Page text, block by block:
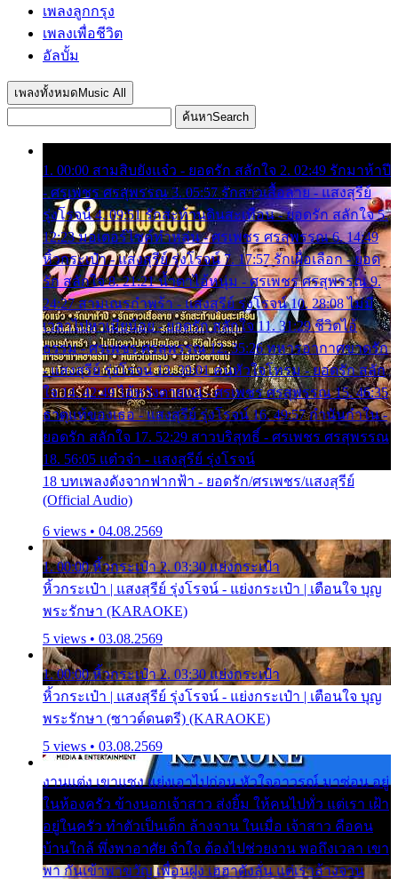
เพลงลูกกรุง
เพลงเพื่อชีวิต
อัลบั้ม
เพลงทั้งหมด Music All
ค้นหาSearch
1. 00:00 สามสิบยังแจ๋ว - ยอดรัก สลักใจ 2. 02:49 รักมาห้าปี
- ศรเพชร ศรสุพรรณ 3. 05:57 รักสาวเสื้อลาย - แสงสุรีย์
รุ่งโรจน์ 4. 09:51 รักสะท้านดินสะเทือน - ยอดรัก สลักใจ 5.
12:23 มอเตอร์ไซค์ทำหล่น - ศรเพชร ศรสุพรรณ 6. 14:49
หิ้วกระเป๋า - แสงสุรีย์ รุ่งโรจน์ 7. 17:57 รักเผื่อเลือก - ยอด
รัก สลักใจ 8. 21:21 น้ำตาไอ้หนุ่ม - ศรเพชร ศรสุพรรณ 9.
24:27 สามเณรกำพร้า - แสงสุรีย์ รุ่งโรจน์ 10. 28:08 ไม่มี
เวลาไปหาเมียน้อย - ยอดรัก สลักใจ 11. 31:29 ชีวิตไอ้
ธรรม - ศรเพชร ศรสุพรรณ 12. 35:26 ทหารอากาศขาดรัก
- แสงสุรีย์ รุ่งโรจน์ 13. 39:01 คนหัวใจโทรม - ยอดรัก สลัก
ใจ 14. 42:49 ไอ้หวังตายแน่ - ศรเพชร ศรสุพรรณ 15. 46:35
ธาตุแท้ของเธอ - แสงสุรีย์ รุ่งโรจน์ 16. 49:57 กำนันกำใน -
ยอดรัก สลักใจ 17. 52:29 สาวบริสุทธิ์ - ศรเพชร ศรสุพรรณ
18. 56:05 แต๋วจ๋า - แสงสุรีย์ รุ่งโรจน์
18 บทเพลงดังจากฟากฟ้า - ยอดรัก/ศรเพชร/แสงสุรีย์
(Official Audio)
6 views • 04.08.2569
1. 00:00 หิ้วกระเป๋า 2. 03:30 แย่งกระเป๋า
หิ้วกระเป๋า | แสงสุรีย์ รุ่งโรจน์ - แย่งกระเป๋า | เตือนใจ บุญ
พระรักษา (KARAOKE)
5 views • 03.08.2569
1. 00:00 หิ้วกระเป๋า 2. 03:30 แย่งกระเป๋า
หิ้วกระเป๋า | แสงสุรีย์ รุ่งโรจน์ - แย่งกระเป๋า | เตือนใจ บุญ
พระรักษา (ซาวด์ดนตรี) (KARAOKE)
5 views • 03.08.2569
งานแต่ง เขาแซง แย่งเอาไปก่อน หัวใจอาวรณ์ มาซ่อน อยู่
ในห้องครัว ข้างนอกเจ้าสาว ส่งยิ้ม ให้คนไปทั่ว แต่เรา เฝ้า
อยู่ในครัว ทำตัวเป็นเด็ก ล้างจาน ในเมื่อ เจ้าสาว คือคน
บ้านใกล้ พึ่งพาอาศัย จำใจ ต้องไปช่วยงาน พอถึงเวลา เขา
พา กันเข้าพาขวัญ เพื่อนฝูง เฮฮาดังลั่น แต่เราล้างจาน